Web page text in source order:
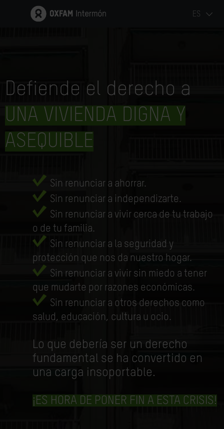
ES
Defiende el derecho a
UNA VIVIENDA DIGNA Y
ASEQUIBLE
Sin renunciar a ahorrar.
Sin renunciar a independizarte.
Sin renunciar a vivir cerca de tu trabajo
o de tu familia.
Sin renunciar a la seguridad y
protección que nos da nuestro hogar.
Sin renunciar a vivir sin miedo a tener
que mudarte por razones económicas.
Sin renunciar a otros derechos como
salud, educación, cultura u ocio.
Lo que debería ser un derecho
fundamental se ha convertido en
una carga insoportable.
¡ES HORA DE PONER FIN A ESTA CRISIS!